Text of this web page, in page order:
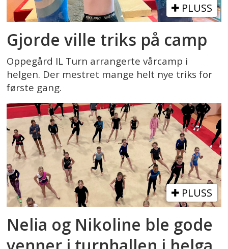
PLUSS
Gjorde ville triks på camp
Oppegård IL Turn arrangerte vårcamp i
helgen. Der mestret mange helt nye triks for
første gang.
PLUSS
Nelia og Nikoline ble gode